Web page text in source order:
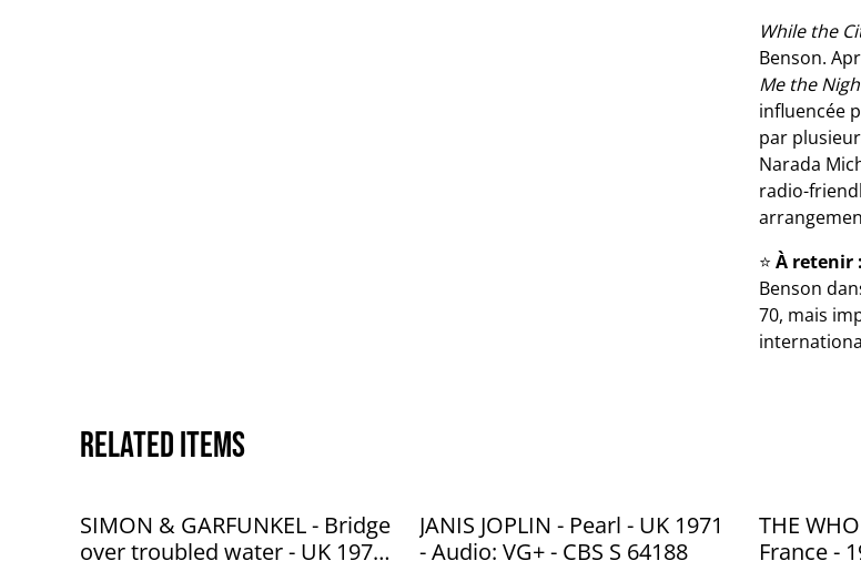
While the
Benson.
Me the
influencée
par
Narada
radio-
⭐ À retenir :
Benson
70, mais
Related items
SIMON & GARFUNKEL - Bridge
over troubled water - UK 1970
JANIS JOPLIN - Pearl - UK 1971
- Audio: VG+ - CBS S 64188
THE
France -